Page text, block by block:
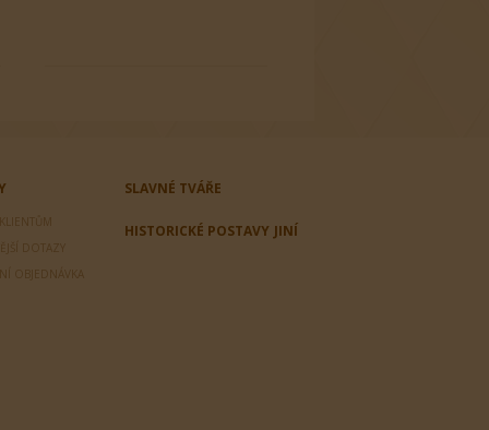
DOTAZY
OBJEDNÁVKA
SLAVNÉ TVÁŘE
HISTORICKÉ POSTAVY JINÍ